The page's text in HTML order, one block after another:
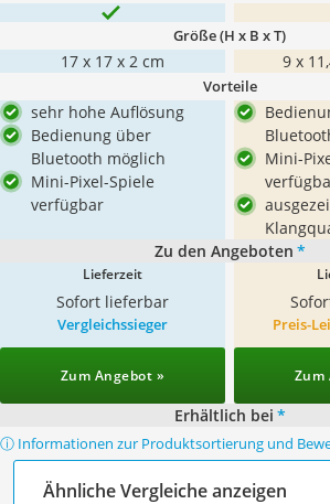
Größe (H x B x T)
17 x 17 x 2 cm 9 x
Vorteile
sehr hohe Auflösung
Bedienung über
Bluetooth möglich
Mini-Pixel-Spiele
verfügbar
Mini-
Zu den Angeboten *
Lieferzeit
Sofort lieferbar
Vergleichssieger
Zum Angebot »
Preis-
Zum
Erhältlich bei *
ⓘ Informationen zur Produktsortierung und
Ähnliche Vergleiche anzeigen